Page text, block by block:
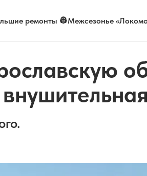
ремонты 👷Межсезонье